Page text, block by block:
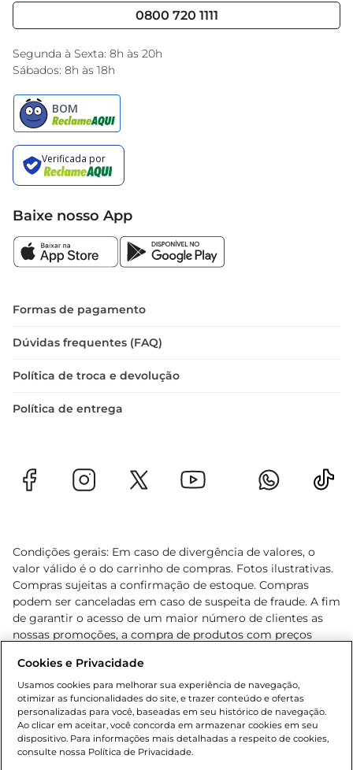
Black Friday
Encarte do Dia
0800 720 1111
Segunda à Sexta: 8h às 20h
Sábados: 8h às 18h
Baixe nosso App
Formas de pagamento
Dúvidas frequentes (FAQ)
Política de troca e devolução
Política de entrega
Condições gerais: Em caso de divergência de valores, o
valor válido é o do carrinho de compras. Fotos ilustrativas.
Compras sujeitas a confirmação de estoque. Compras
podem ser canceladas em caso de suspeita de fraude. A fim
de garantir o acesso de um maior número de clientes as
nossas promoções, a compra de produtos com preços
cliente. Os preços, ofertas e condições são exclusivos para
o e-commerce e válidos durante o dia de hoje, podendo
sofrer alterações sem prévia notificação. Proibida a venda
de bebidas alcoólicas para menores de 18 anos, conforme
Lei n.º 8069/90, art. 81, inciso II (Estatuto da Criança e do
Adolescente). Preços e condições exclusivos para o
Cookies e Privacidade
Usamos cookies para melhorar sua experiência de navegação,
otimizar as funcionalidades do site, e trazer conteúdo e ofertas
personalizadas para você, baseadas em seu histórico de navegação.
Ao clicar em aceitar, você concorda em armazenar cookies em seu
dispositivo. Para informações mais detalhadas a respeito de cookies,
consulte nossa Política de Privacidade.